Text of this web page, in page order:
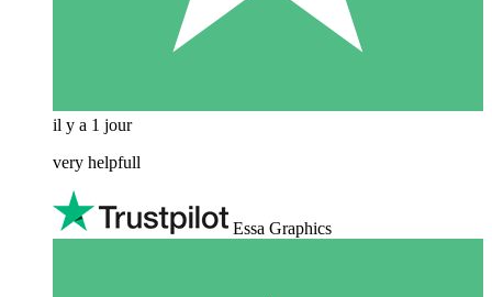
il y a 1 jour
very helpfull
Essa Graphics